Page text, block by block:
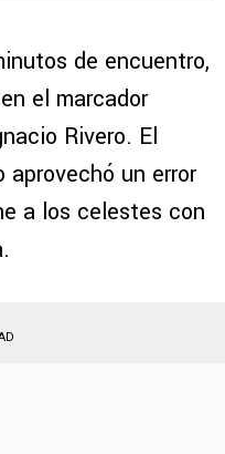
de encuentro,
el marcador
Rivero. El
un error
a los celestes con